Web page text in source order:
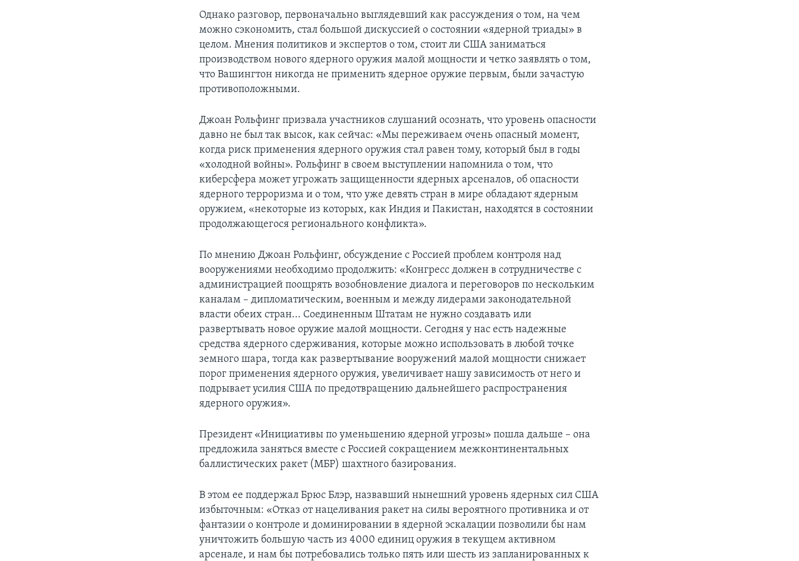
Однако разговор, первоначально выглядевший как рассуждения о том, на чем
можно сэкономить, стал большой дискуссией о состоянии «ядерной триады» в
целом. Мнения политиков и экспертов о том, стоит ли США заниматься
производством нового ядерного оружия малой мощности и четко заявлять о том,
что Вашингтон никогда не применить ядерное оружие первым, были зачастую
противоположными.
Джоан Рольфинг призвала участников слушаний осознать, что уровень опасности
давно не был так высок, как сейчас: «Мы переживаем очень опасный момент,
когда риск применения ядерного оружия стал равен тому, который был в годы
«холодной войны». Рольфинг в своем выступлении напомнила о том, что
киберсфера может угрожать защищенности ядерных арсеналов, об опасности
ядерного терроризма и о том, что уже девять стран в мире обладают ядерным
оружием, «некоторые из которых, как Индия и Пакистан, находятся в состоянии
продолжающегося регионального конфликта».
По мнению Джоан Рольфинг, обсуждение с Россией проблем контроля над
вооружениями необходимо продолжить: «Конгресс должен в сотрудничестве с
администрацией поощрять возобновление диалога и переговоров по нескольким
каналам – дипломатическим, военным и между лидерами законодательной
власти обеих стран... Соединенным Штатам не нужно создавать или
развертывать новое оружие малой мощности. Сегодня у нас есть надежные
средства ядерного сдерживания, которые можно использовать в любой точке
земного шара, тогда как развертывание вооружений малой мощности снижает
порог применения ядерного оружия, увеличивает нашу зависимость от него и
подрывает усилия США по предотвращению дальнейшего распространения
ядерного оружия».
Президент «Инициативы по уменьшению ядерной угрозы» пошла дальше – она
предложила заняться вместе с Россией сокращением межконтинентальных
баллистических ракет (МБР) шахтного базирования.
В этом ее поддержал Брюс Блэр, назвавший нынешний уровень ядерных сил США
избыточным: «Отказ от нацеливания ракет на силы вероятного противника и от
фантазии о контроле и доминировании в ядерной эскалации позволили бы нам
уничтожить большую часть из 4000 единиц оружия в текущем активном
арсенале, и нам бы потребовались только пять или шесть из запланированных к